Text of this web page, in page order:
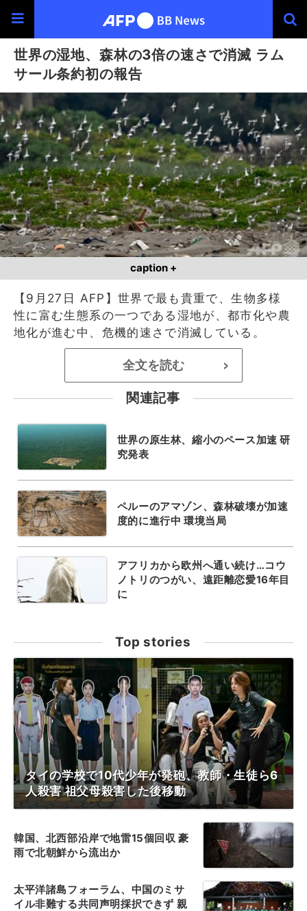
世界の湿地、森林の3倍の速さで消滅 ラム
サール条約初の報告
caption +
【9月27日 AFP】世界で最も貴重で、生物多様
性に富む生態系の一つである湿地が、都市化や農
地化が進む中、危機的速さで消滅している。
全文を読む >
関連記事
世界の原生林、縮小のペース加速 研
究発表
ペルーのアマゾン、森林破壊が加速
度的に進行中 環境当局
アフリカから欧州へ通い続け…コウ
ノトリのつがい、遠距離恋愛16年目
に
Top stories
タイの学校で10代少年が発砲、教師・生徒ら6
人殺害 祖父母殺害した後移動
韓国、北西部沿岸で地雷15個回収 豪
雨で北朝鮮から流出か
太平洋諸島フォーラム、中国のミサ
イル非難する共同声明採択できず 親